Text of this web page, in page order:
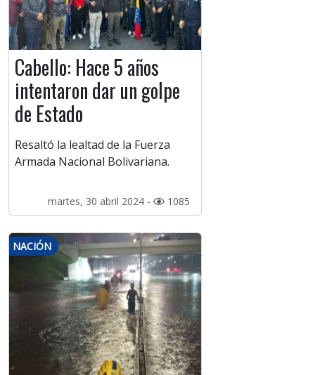
Cabello: Hace 5 años
intentaron dar un golpe
de Estado
Resaltó la lealtad de la Fuerza
Armada Nacional Bolivariana.
martes, 30 abril 2024 - 1085
NACIÓN